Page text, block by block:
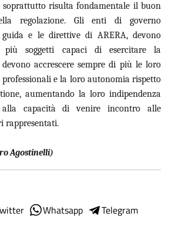
soprattutto risulta fondamentale il buon
regolazione. Gli enti di governo
e le direttive di ARERA, devono
più soggetti capaci di esercitare la
accrescere sempre di più le loro
professionali e la loro autonomia rispetto
aumentando la loro indipendenza
alla capacità di venire incontro alle
rappresentati.
Agostinelli)
Whatsapp
Telegram